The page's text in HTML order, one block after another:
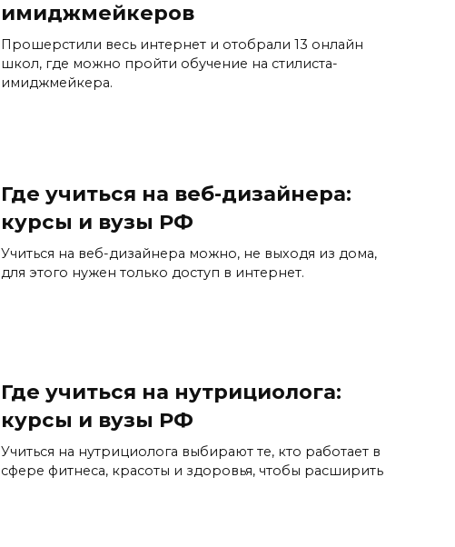
имиджмейкеров
Прошерстили весь интернет и отобрали 13 онлайн
школ, где можно пройти обучение на стилиста-
имиджмейкера.
Где учиться на веб-дизайнера:
курсы и вузы РФ
Учиться на веб-дизайнера можно, не выходя из дома,
для этого нужен только доступ в интернет.
Где учиться на нутрициолога:
курсы и вузы РФ
Учиться на нутрициолога выбирают те, кто работает в
сфере фитнеса, красоты и здоровья, чтобы расширить